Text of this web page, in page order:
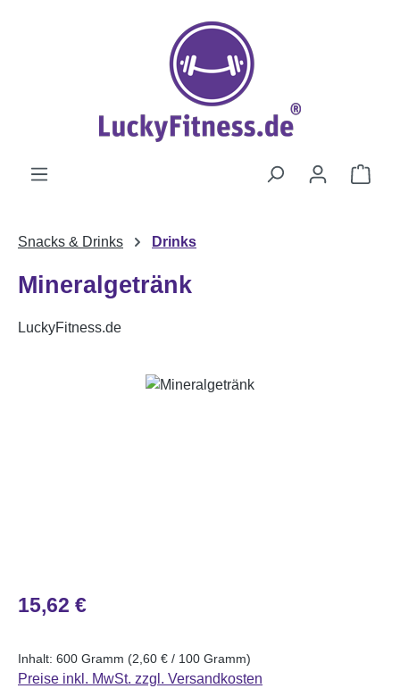
Snacks & Drinks Drinks
Mineralgetränk
LuckyFitness.de
Bildergalerie überspringen
Regulärer Preis:
15,62 €
Inhalt: 600 Gramm (2,60 € / 100 Gramm)
Preise inkl. MwSt. zzgl. Versandkosten